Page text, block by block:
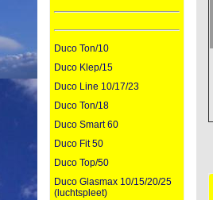
Duco Ton/10
Duco Klep/15
Duco Line 10/17/23
Duco Ton/18
Duco Smart 60
Duco Fit 50
Duco Top/50
Duco Glasmax 10/15/20/25
(luchtspleet)